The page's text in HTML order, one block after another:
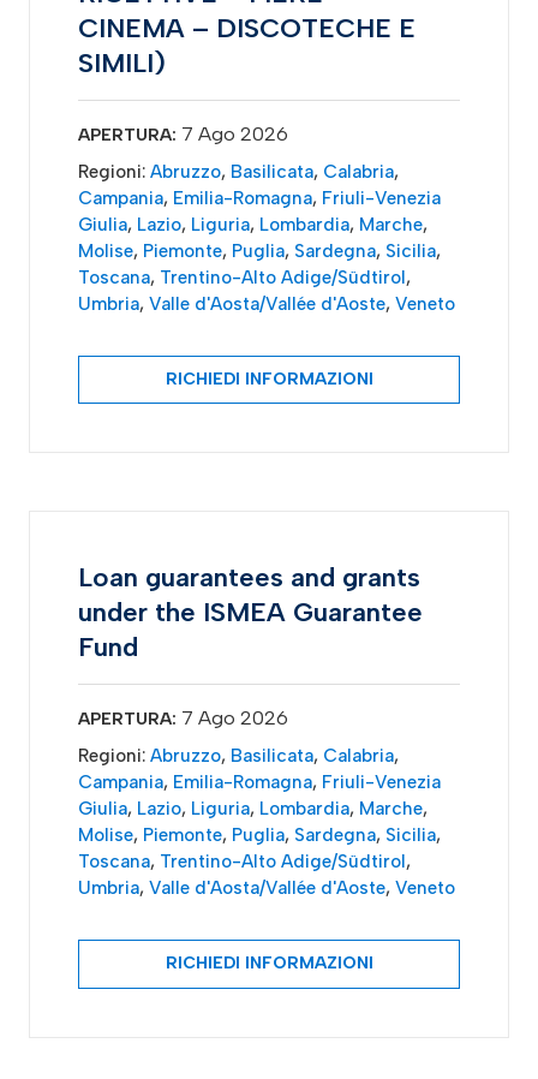
CINEMA – DISCOTECHE E
SIMILI)
APERTURA: 7 Ago 2026
Regioni: Abruzzo, Basilicata, Calabria,
Campania, Emilia-Romagna, Friuli-Venezia
Giulia, Lazio, Liguria, Lombardia, Marche,
Molise, Piemonte, Puglia, Sardegna, Sicilia,
Toscana, Trentino-Alto Adige/Südtirol,
Umbria, Valle d'Aosta/Vallée d'Aoste, Veneto
RICHIEDI INFORMAZIONI
Loan guarantees and grants
under the ISMEA Guarantee
Fund
APERTURA: 7 Ago 2026
Regioni: Abruzzo, Basilicata, Calabria,
Campania, Emilia-Romagna, Friuli-Venezia
Giulia, Lazio, Liguria, Lombardia, Marche,
Molise, Piemonte, Puglia, Sardegna, Sicilia,
Toscana, Trentino-Alto Adige/Südtirol,
Umbria, Valle d'Aosta/Vallée d'Aoste, Veneto
RICHIEDI INFORMAZIONI